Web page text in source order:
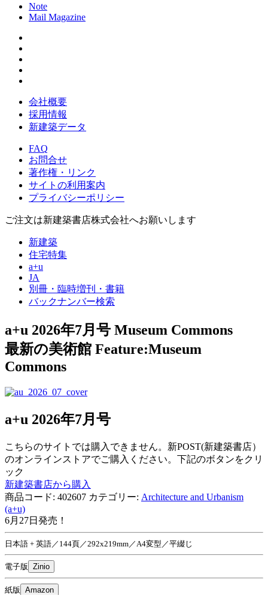
Note
Mail Magazine
会社概要
採用情報
新建築データ
FAQ
お問合せ
著作権・リンク
サイトの利用案内
プライバシーポリシー
ご注文は新建築書店株式会社へお願いします
新建築
住宅特集
a+u
JA
別冊・臨時増刊・書籍
バックナンバー検索
a+u 2026年7月号 Museum Commons
最新の美術館 Feature:Museum
Commons
a+u 2026年7月号
こちらのサイトでは購入できません。新POST(新建築書店）
のオンラインストアでご購入ください。下記のボタンをクリ
ック
新建築書店から購入
商品コード: 402607 カテゴリー: Architecture and Urbanism
(a+u)
6月27日発売！
日本語 + 英語／144頁／292x219mm／A4変型／平綴じ
電子版 Zinio
紙版 Amazon